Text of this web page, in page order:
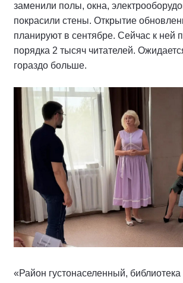
заменили полы, окна,
покрасили стены. Открытие
планируют в сентябре. Сейчас к ней
порядка 2 тысяч читателей.
гораздо больше.
«Район густонаселенный,